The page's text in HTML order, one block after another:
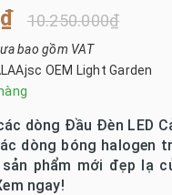
10.250.000₫
bao gồm VAT
OEM Light Garden
dòng Đầu Đèn LED
dòng bóng halogen
phẩm mới đẹp lạ
ngay!